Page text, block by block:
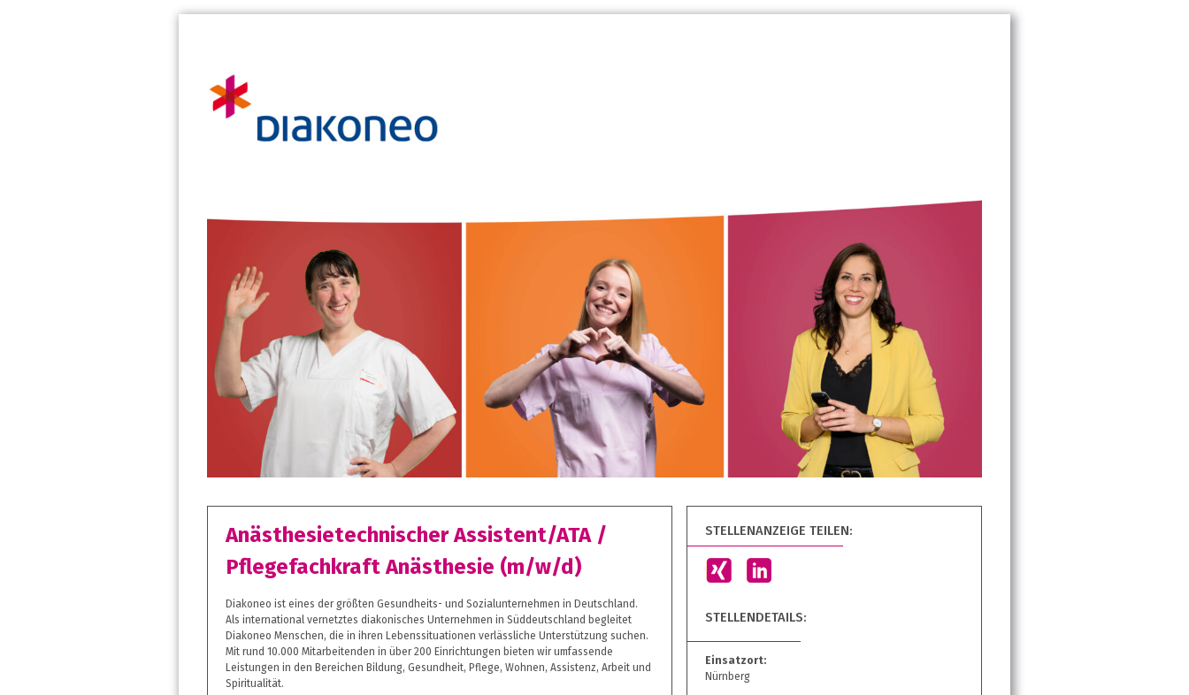
Anästhesietechnischer Assistent/ATA /
Pflegefachkraft Anästhesie (m/w/d)
Diakoneo ist eines der größten Gesundheits- und Sozialunternehmen in Deutschland.
Als international vernetztes diakonisches Unternehmen in Süddeutschland begleitet
Diakoneo Menschen, die in ihren Lebenssituationen verlässliche Unterstützung suchen.
Mit rund 10.000 Mitarbeitenden in über 200 Einrichtungen bieten wir umfassende
Leistungen in den Bereichen Bildung, Gesundheit, Pflege, Wohnen, Assistenz, Arbeit und
Spiritualität.
STELLENANZEIGE TEILEN:
STELLENDETAILS:
Einsatzort:
Nürnberg